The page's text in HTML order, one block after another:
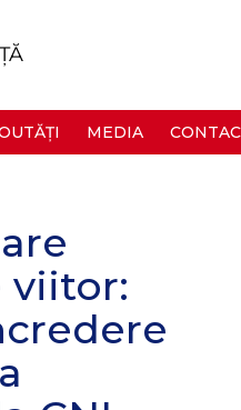
MEDIA
viitor: